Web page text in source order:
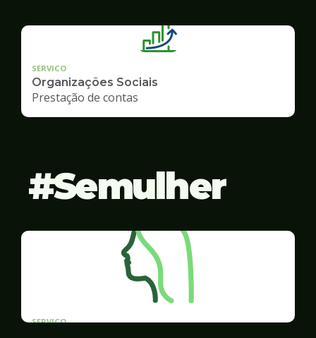
SERVICO
Organizações Sociais
Prestação de contas
Semulher
SERVICO